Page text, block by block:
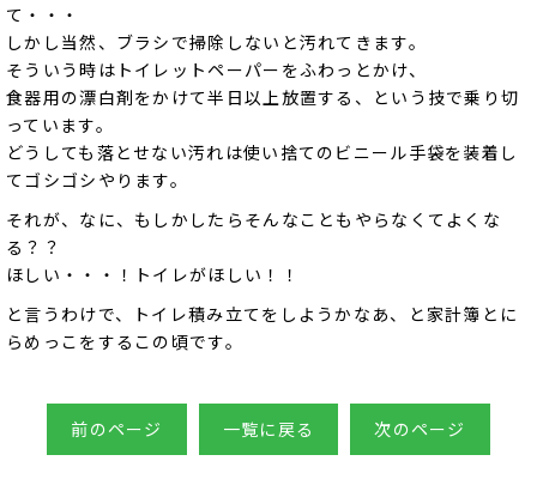
て・・・
しかし当然、ブラシで掃除しないと汚れてきます。
そういう時はトイレットペーパーをふわっとかけ、
食器用の漂白剤をかけて半日以上放置する、という技で乗り切
っています。
どうしても落とせない汚れは使い捨てのビニール手袋を装着し
てゴシゴシやります。
それが、なに、もしかしたらそんなこともやらなくてよくな
る？？
ほしい・・・！トイレがほしい！！
と言うわけで、トイレ積み立てをしようかなあ、と家計簿とに
らめっこをするこの頃です。
前のページ 一覧に戻る 次のページ